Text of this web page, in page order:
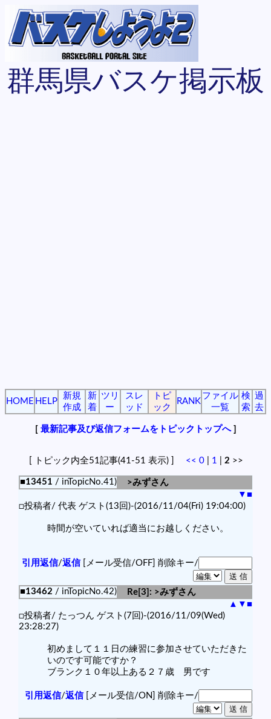
群馬県バスケ掲示板
HOME HELP
新規
作成
新
着
ツリ
ー
スレ
ッド
トピ
ック
RANK
ファイル
一覧
検
索
過
去
[ 最新記事及び返信フォームをトピックトップへ]
[ トピック内全51記事(41-51 表示) ] << 0 1 2 >>
■13451 / inTopicNo.41)
>みずさん
▼ ■
□投稿者/ 代表 ゲスト(13回)-(2016/11/04(Fri) 19:04:00)
時間が空いていれば適当にお越しください。
引用返信/返信[メール受信/OFF] 削除キー/
■13462 / inTopicNo.42)
Re[3]: >みずさん
▲ ▼ ■
□投稿者/ たっつん ゲスト(7回)-(2016/11/09(Wed)
23:28:27)
初めまして１１日の練習に参加させていただきた
いのです可能ですか？
ブランク１０年以上ある２７歳 男です
引用返信/返信[メール受信/ON] 削除キー/